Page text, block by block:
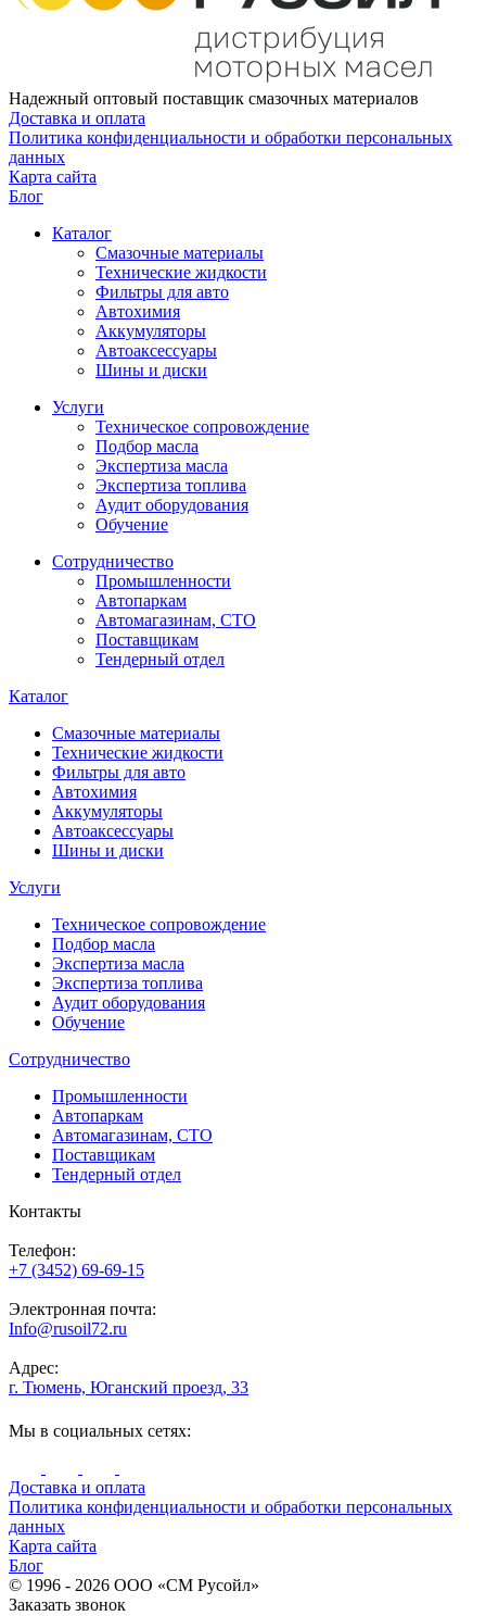
Надежный оптовый поставщик смазочных материалов
Доставка и оплата
Политика конфиденциальности и обработки персональных
данных
Карта сайта
Блог
Каталог
Смазочные материалы
Технические жидкости
Фильтры для авто
Автохимия
Аккумуляторы
Автоаксессуары
Шины и диски
Услуги
Техническое сопровождение
Подбор масла
Экспертиза масла
Экспертиза топлива
Аудит оборудования
Обучение
Сотрудничество
Промышленности
Автопаркам
Автомагазинам, СТО
Поставщикам
Тендерный отдел
Каталог
Смазочные материалы
Технические жидкости
Фильтры для авто
Автохимия
Аккумуляторы
Автоаксессуары
Шины и диски
Услуги
Техническое сопровождение
Подбор масла
Экспертиза масла
Экспертиза топлива
Аудит оборудования
Обучение
Сотрудничество
Промышленности
Автопаркам
Автомагазинам, СТО
Поставщикам
Тендерный отдел
Контакты
Телефон:
+7 (3452) 69-69-15
Электронная почта:
Info@rusoil72.ru
Адрес:
г. Тюмень, Юганский проезд, 33
Мы в социальных сетях:
Доставка и оплата
Политика конфиденциальности и обработки персональных
данных
Карта сайта
Блог
© 1996 - 2026 ООО «СМ Русойл»
Заказать звонок